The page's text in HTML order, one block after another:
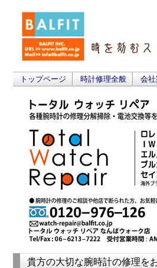
トップページ 時計修理全般 会
貴方の大切な腕時計の修理を